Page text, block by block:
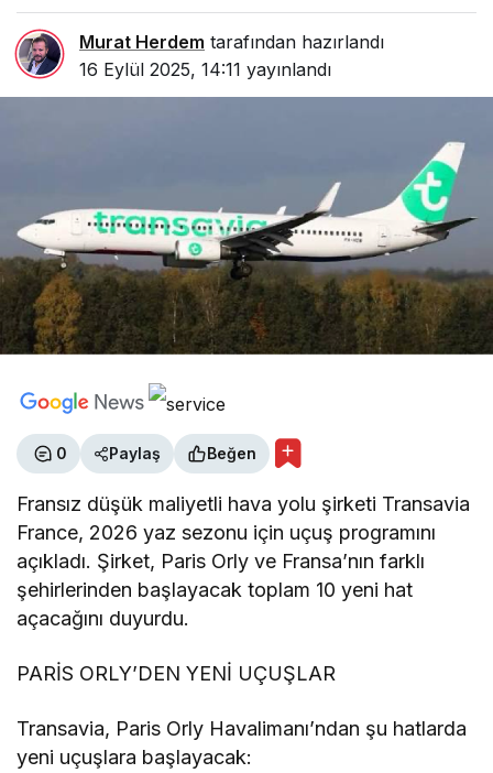
Murat Herdem tarafından hazırlandı
16 Eylül 2025, 14:11 yayınlandı
0 Paylaş Beğen
Fransız düşük maliyetli hava yolu şirketi Transavia
France, 2026 yaz sezonu için uçuş programını
açıkladı. Şirket, Paris Orly ve Fransa’nın farklı
şehirlerinden başlayacak toplam 10 yeni hat
açacağını duyurdu.
PARİS ORLY’DEN YENİ UÇUŞLAR
Transavia, Paris Orly Havalimanı’ndan şu hatlarda
yeni uçuşlara başlayacak: